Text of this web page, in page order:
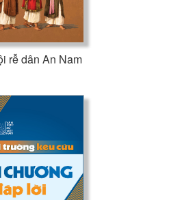
rễ dân An Nam